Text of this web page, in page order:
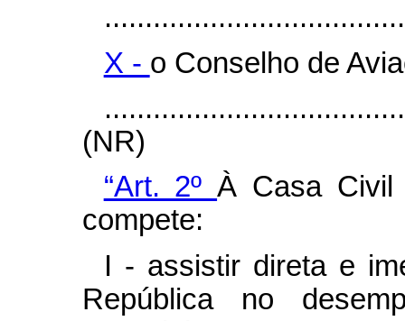
X - o Conselho de
(NR)
“Art. 2ºÀ Casa Civil
compete:
I - assistir direta e
República no